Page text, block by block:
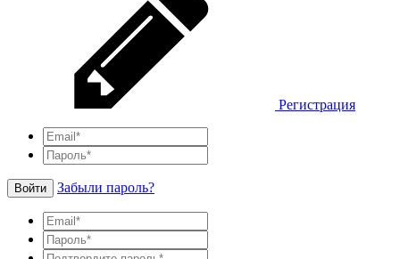
Регистрация
Войти Забыли пароль?